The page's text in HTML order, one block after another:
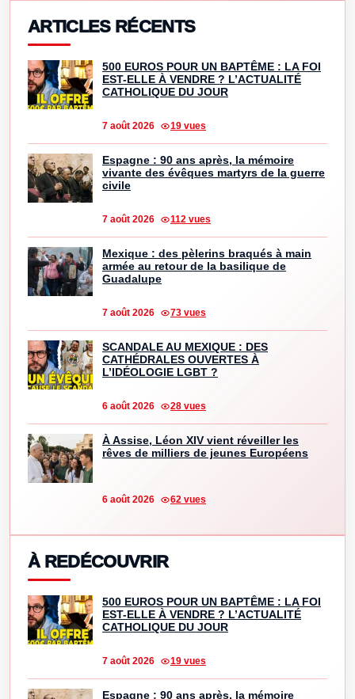
ARTICLES RÉCENTS
500 EUROS POUR UN BAPTÊME : LA FOI
EST-ELLE À VENDRE ? L’ACTUALITÉ
CATHOLIQUE DU JOUR
7 août 2026 19 vues
Espagne : 90 ans après, la mémoire
vivante des évêques martyrs de la guerre
civile
7 août 2026 112 vues
Mexique : des pèlerins braqués à main
armée au retour de la basilique de
Guadalupe
7 août 2026 73 vues
SCANDALE AU MEXIQUE : DES
CATHÉDRALES OUVERTES À
L’IDÉOLOGIE LGBT ?
6 août 2026 28 vues
À Assise, Léon XIV vient réveiller les
rêves de milliers de jeunes Européens
6 août 2026 62 vues
À REDÉCOUVRIR
500 EUROS POUR UN BAPTÊME : LA FOI
EST-ELLE À VENDRE ? L’ACTUALITÉ
CATHOLIQUE DU JOUR
7 août 2026 19 vues
Espagne : 90 ans après, la mémoire